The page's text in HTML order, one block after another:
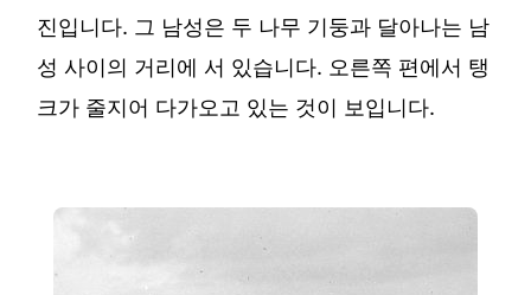
진입니다. 그 남성은 두 나무 기둥과 달아나는 남
성 사이의 거리에 서 있습니다. 오른쪽 편에서 탱
크가 줄지어 다가오고 있는 것이 보입니다.